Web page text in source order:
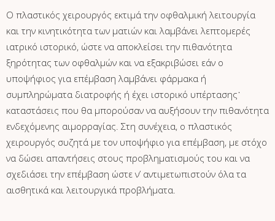
Ο πλαστικός χειρουργός εκτιμά την οφθαλμική λειτουργία
και την κινητικότητα των ματιών και λαμβάνει λεπτομερές
ιατρικό ιστορικό, ώστε να αποκλείσει την πιθανότητα
ξηρότητας των οφθαλμών και να εξακριβώσει εάν ο
υποψήφιος για επέμβαση λαμβάνει φάρμακα ή
συμπληρώματα διατροφής ή έχει ιστορικό υπέρτασης˙
καταστάσεις που θα μπορούσαν να αυξήσουν την πιθανότητα
ενδεχόμενης αιμορραγίας. Στη συνέχεια, ο πλαστικός
χειρουργός συζητά με τον υποψήφιο για επέμβαση, με στόχο
να δώσει απαντήσεις στους προβληματισμούς του και να
σχεδιάσει την επέμβαση ώστε ν’ αντιμετωπιστούν όλα τα
αισθητικά και λειτουργικά προβλήματα.